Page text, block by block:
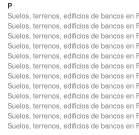
P
Suelos, terrenos, edificios de bancos en
Suelos, terrenos, edificios de bancos en
Suelos, terrenos, edificios de bancos en
Suelos, terrenos, edificios de bancos en
Suelos, terrenos, edificios de bancos en
Suelos, terrenos, edificios de bancos en
Suelos, terrenos, edificios de bancos en
Suelos, terrenos, edificios de bancos en
Suelos, terrenos, edificios de bancos en
Suelos, terrenos, edificios de bancos en
Suelos, terrenos, edificios de bancos en
Suelos, terrenos, edificios de bancos en